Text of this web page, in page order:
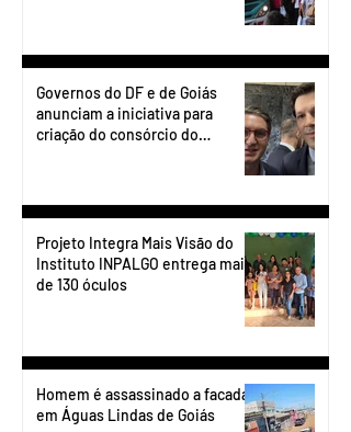
Governos do DF e de Goiás
anunciam a iniciativa para
criação do consórcio do
Projeto Integra Mais Visão do
Instituto INPALGO entrega mais
de 130 óculos
Homem é assassinado a facadas
em Águas Lindas de Goiás